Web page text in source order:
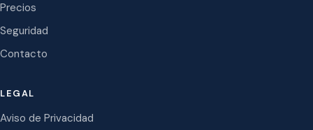
Precios
Seguridad
Contacto
LEGAL
Aviso de Privacidad